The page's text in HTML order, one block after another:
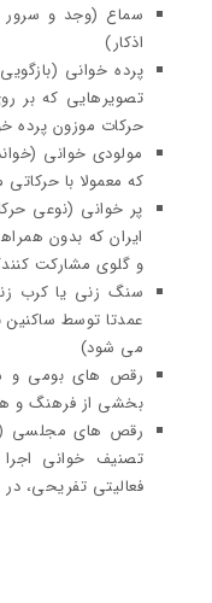
سماع (وجد و سرور
اذکار)
پرده خوانی
تصویرهایی که بر
حرکات موزون پرده
مولودی خوانی
که معمولا با
پر خوانی (نوعی
ایران که بدون
و گلوی مشارکت
سنگ زنی یا کرب
عمدتا توسط ساکنین
می شود)
رقص های بومی و
بخشی از فرهنگ و
رقص های مجلسی
تصنیف خوانی
فعالیتی تفریحی،